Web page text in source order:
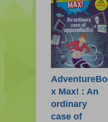
AdventureBo
x Max! : An
ordinary
case of